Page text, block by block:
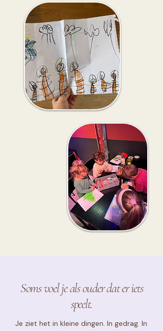
Soms voel je als ouder dat er iets
speelt.
Je ziet het in kleine dingen. In gedrag. In